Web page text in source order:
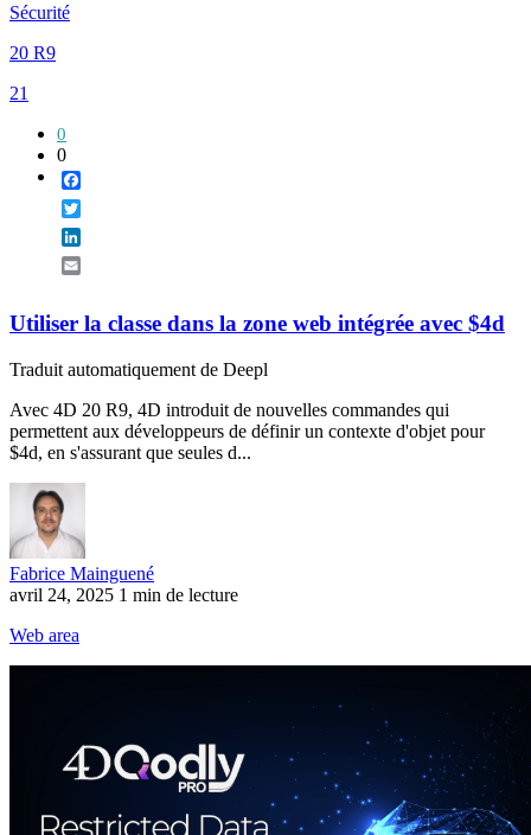
Sécurité
20 R9
21
0
0
Utiliser la classe dans la zone web intégrée avec $4d
Traduit automatiquement de Deepl
Avec 4D 20 R9, 4D introduit de nouvelles commandes qui
permettent aux développeurs de définir un contexte d'objet pour
$4d, en s'assurant que seules d...
Fabrice Mainguené
avril 24, 2025 1 min de lecture
Web area